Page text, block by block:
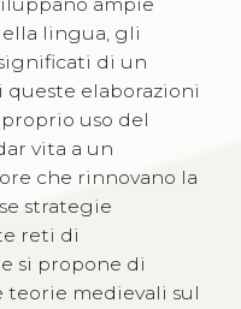
lingua, gli
di un
queste elaborazioni
uso del
vita a un
che rinnovano la
strategie
reti di
si propone di
medievali sul